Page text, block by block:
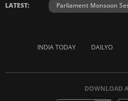
LATEST: Parliament Monsoon
INDIA TODAY DAILYO
DOWNLOAD